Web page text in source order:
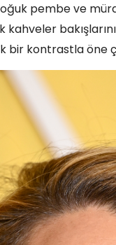
pembe ve
bir kontrastla öne